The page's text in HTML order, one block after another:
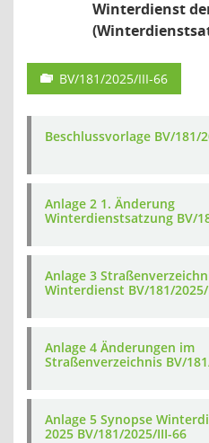
Winterdienst
BV/181/2025/III-66
Beschlussvorlage BV/181/
Anlage 2 1. Änderung
Winterdienstsatzung BV/
Anlage 3
Winterdienst BV/181/
Anlage 4 Änderungen im
Straßenverzeichnis BV/
Anlage 5 Synopse
2025 BV/181/2025/III-66